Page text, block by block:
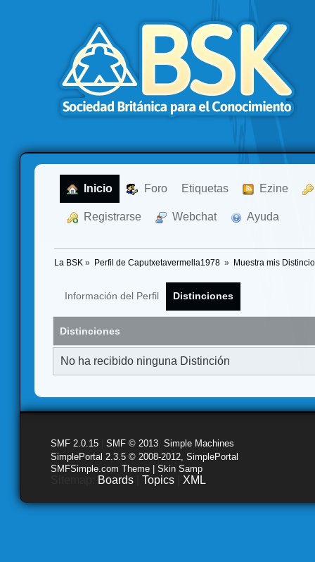
Inicio Foro Etiquetas Ezine
Registrarse Webchat Ayuda
La BSK » Perfil de Caputxetavermella1978 » Muestra mis
Información del Perfil Distinciones
Distinciones
No ha recibido ninguna Distinción
SMF 2.0.15 SMF © 2013 Simple Machines
SimplePortal 2.3.5 © 2008-2012, SimplePortal
SMFSimple.com Theme | Skin Samp
Boards Topics XML